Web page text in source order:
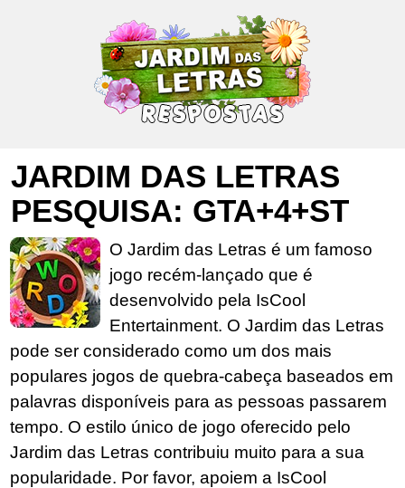
JARDIM DAS LETRAS
PESQUISA: GTA+4+ST
O Jardim das Letras é um famoso
jogo recém-lançado que é
desenvolvido pela IsCool
Entertainment. O Jardim das Letras
pode ser considerado como um dos mais
populares jogos de quebra-cabeça baseados em
palavras disponíveis para as pessoas passarem
tempo. O estilo único de jogo oferecido pelo
Jardim das Letras contribuiu muito para a sua
popularidade. Por favor, apoiem a IsCool